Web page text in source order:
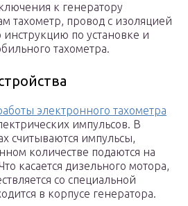
к генератору
тахометр, провод с изоляцией
по установке и
тахометра.
электронного тахометра
импульсов. В
считываются импульсы,
количестве подаются на
касается дизельного мотора,
со специальной
в корпусе генератора.